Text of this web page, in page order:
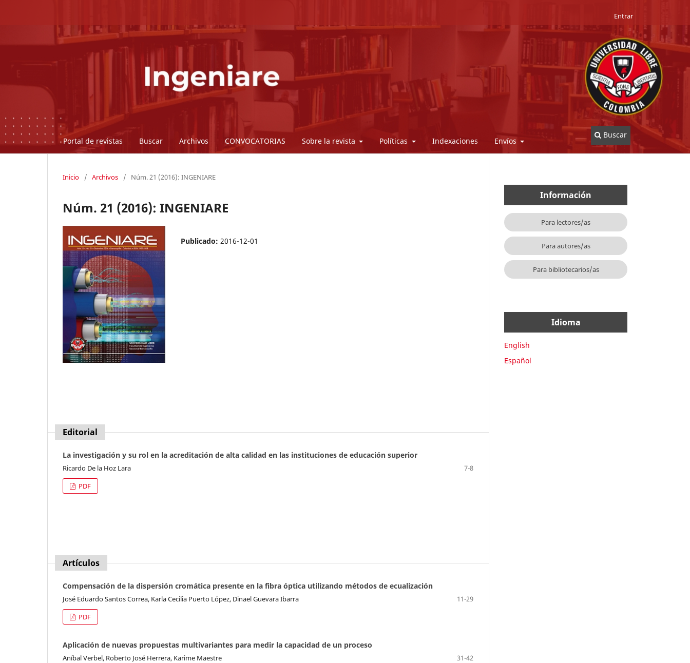
Portal de revistas Buscar Archivos CONVOCATORIAS Sobre la revista Políticas Indexaciones Envíos
Buscar
Entrar
Inicio / Archivos / Núm. 21 (2016): INGENIARE
Núm. 21 (2016): INGENIARE
Publicado: 2016-12-01
Editorial
La investigación y su rol en la acreditación de alta calidad en las instituciones de educación superior
Ricardo De la Hoz Lara
7-8
PDF
Artículos
Compensación de la dispersión cromática presente en la fibra óptica utilizando métodos de ecualización
José Eduardo Santos Correa, Karla Cecilia Puerto López, Dinael Guevara Ibarra
11-29
PDF
Aplicación de nuevas propuestas multivariantes para medir la capacidad de un proceso
Aníbal Verbel, Roberto José Herrera, Karime Maestre
31-42
Información
Para lectores/as
Para autores/as
Para bibliotecarios/as
Idioma
English
Español